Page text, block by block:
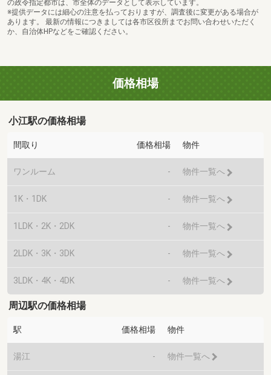
の政令指定都市は、市全体のデータとして表示しています。
※提供データには細心の注意を払っておりますが、調査後に変更がある場合が
あります。 最新の情報につきましては各市区役所までお問い合わせいただく
か、自治体HPなどをご確認ください。
価格相場
小江駅の価格相場
間取り 価格相場 物件
ワンルーム - 物件一覧へ
1K・1DK - 物件一覧へ
1LDK・2K・2DK - 物件一覧へ
2LDK・3K・3DK - 物件一覧へ
3LDK・4K・4DK - 物件一覧へ
周辺駅の価格相場
駅 価格相場 物件
湯江 - 物件一覧へ